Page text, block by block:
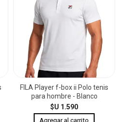
FILA Player f-box ii Polo tenis
para hombre - Blanco
$U 1.590